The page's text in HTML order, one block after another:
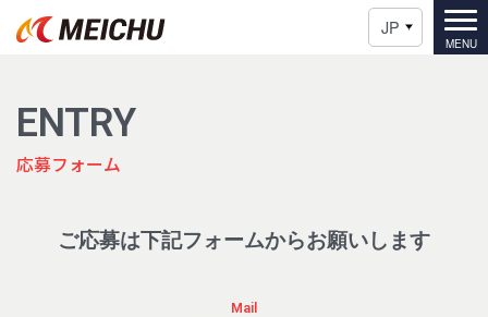
JP
ENTRY
応募フォーム
ご応募は下記フォームからお願いします
Mail